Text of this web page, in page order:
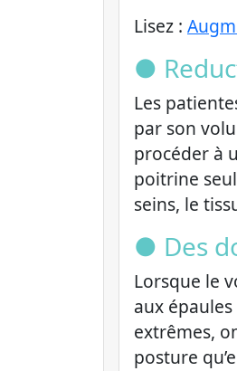
Lisez :
●
Les
par son
procéder à
poitrine
seins, le
● Des
Lorsque le
aux
extrêmes,
posture